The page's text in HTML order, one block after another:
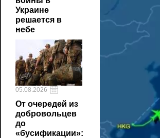
Украине
решается в
небе
05.08.2026
От очередей из
добровольцев
до
«бусификации»: